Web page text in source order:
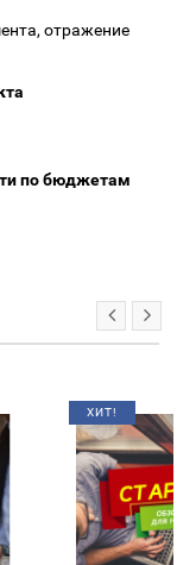
отражение
по бюджетам